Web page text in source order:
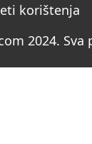
korištenja
2024. Sva